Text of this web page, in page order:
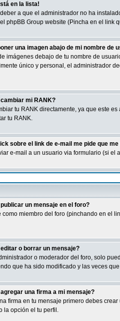
en la lista!
a que el administrador no ha
phpBB Group website (Pincha en el link
una imagen abajo de mi nombre de
imágenes debajo de tu nombre de
único y personal, el administrador
mi RANK?
tu RANK directamente, ya que este
tu RANK.
sobre el link de e-mail me pide que
e-mail a un usuario via formulario (si
un mensaje en el foro?
como miembro del foro (pinchando en el
o borrar un mensaje?
o moderador del foro, solo
que ha sido modificado y las veces
una firma a mi mensaje?
firma en tu mensaje primero debes
la opción el tu perfil.